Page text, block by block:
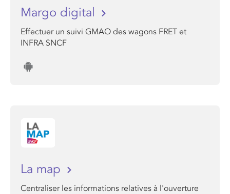
Margo digital
Effectuer un suivi GMAO des wagons FRET et
INFRA SNCF
La map
Centraliser les informations relatives à l'ouverture